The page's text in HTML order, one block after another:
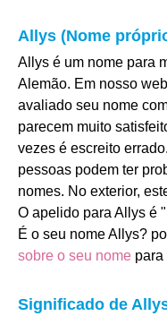
Allys (Nome
Allys é um nome para
Alemão. Em nosso
avaliado seu nome
parecem muito
vezes é escreito
pessoas podem ter
nomes. No exterior,
O apelido para Allys é
É o seu nome Allys?
sobre o seu nome para
Significado de